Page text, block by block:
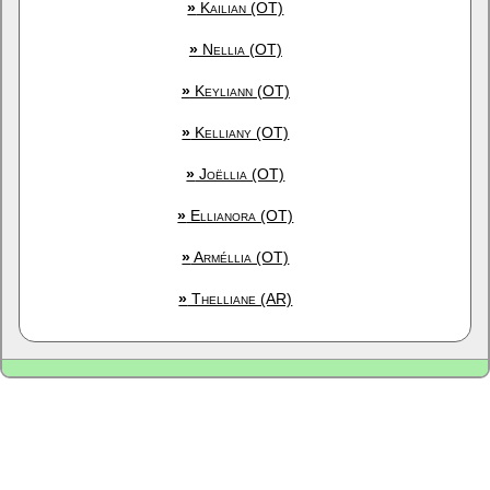
» Kailian (OT)
»Nellia (OT)
»Keyliann (OT)
» Kelliany (OT)
» Joëllia (OT)
» Ellianora (OT)
»Arméllia (OT)
» Thelliane (AR)